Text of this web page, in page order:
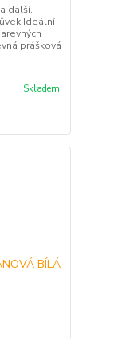
další.
prášková
Skladem